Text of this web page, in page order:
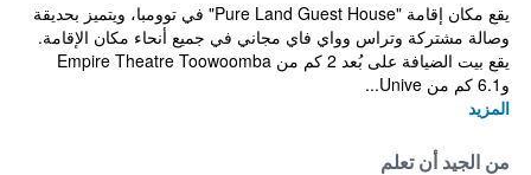
يقع مكان إقامة "Pure Land Guest House" في توومبا، ويتميز بحديقة
وصالة مشتركة وتراس وواي فاي مجاني في جميع أنحاء مكان الإقامة.
يقع بيت الضيافة على بُعد 2 كم من Empire Theatre Toowoomba
و6.1 كم من Unive...
المزيد
من الجيد أن تعلم